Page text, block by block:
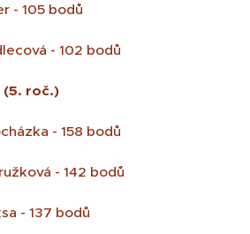
- 105 bodů
- 102 bodů
(5. roč.)
- 158 bodů
- 142 bodů
- 137 bodů